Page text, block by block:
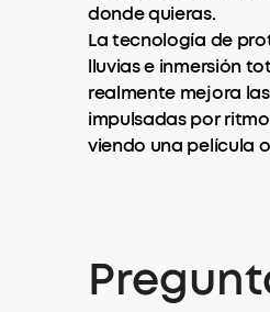
donde quieras.
La tecnología de
lluvias e inmersión
realmente mejora
impulsadas por
viendo una película